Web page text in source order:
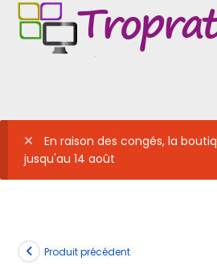
Skip
content
En raison des congés, la
jusqu'au 14 août
Produit précédent